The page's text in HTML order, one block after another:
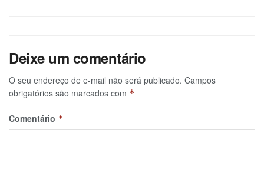
Deixe um comentário
O seu endereço de e-mail não será publicado. Campos
obrigatórios são marcados com *
Comentário *